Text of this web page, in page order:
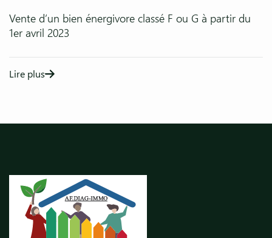
Vente d’un bien énergivore classé F ou G à partir du
1er avril 2023
Lire plus